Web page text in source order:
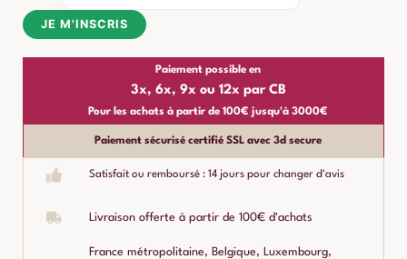
JE M'INSCRIS
Paiement possible en
3x, 6x, 9x ou 12x par CB
Pour les achats à partir de 100€ jusqu'à 3000€
Paiement sécurisé certifié SSL avec 3d secure
Satisfait ou remboursé : 14 jours pour changer d'avis
Livraison offerte à partir de 100€ d'achats
France métropolitaine, Belgique, Luxembourg,